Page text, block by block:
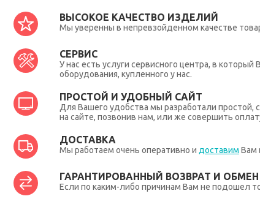
ВЫСОКОЕ КАЧЕСТВО ИЗДЕЛИЙ
Мы уверенны в непревзойденном качестве
СЕРВИС
У нас есть услуги сервисного центра, в
оборудования, купленного у нас.
ПРОСТОЙ И УДОБНЫЙ САЙТ
Для Вашего удобства мы разработали
на сайте, позвонив нам, или же совершить
ДОСТАВКА
Мы работаем очень оперативно и доставим Вам
ГАРАНТИРОВАННЫЙ ВОЗВРАТ И
Если по каким-либо причинам Вам не подошел